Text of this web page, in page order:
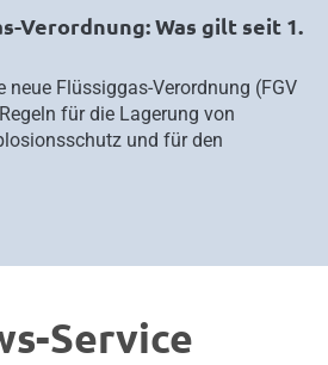
Verordnung: Was gilt seit 1.
Flüssiggas-Verordnung (FGV
für die Lagerung von
und für den
Service